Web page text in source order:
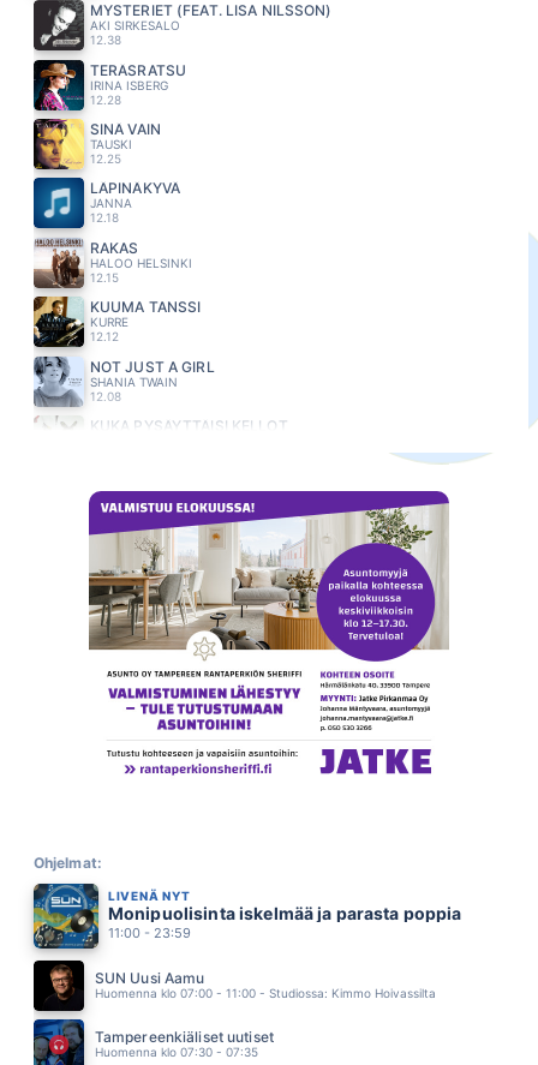
MYSTERIET (FEAT. LISA NILSSON)
AKI SIRKESALO
12.38
TERÄSRATSU
IRINA ISBERG
12.28
SINÄ VAIN
TAUSKI
12.25
LÄPINÄKYVÄ
JANNA
12.18
RAKAS
HALOO HELSINKI
12.15
KUUMA TANSSI
KURRE
12.12
NOT JUST A GIRL
SHANIA TWAIN
12.08
KUKA PYSÄYTTÄISI KELLOT
ERIKA VIKMAN
12.01
JOS SÄ MENET POIS
KAIJA KÄRKINEN JA ILE KALLIO
11.54
EI TAIDA TIETÄÄ TYTTÖ
ERIN
11.50
YÖ
11.43
TARVIIN VIELÄ YHDEN YÖN AIKAA
ANNA PUU
11.37
TEFLON BROTHERS X PANDORA
11.23
DIRLANDA
KAI HYTTINEN
11.20
JENNI VARTIAINEN
11.14
VESTERINEN YHTYEINEEN
11.10
Ohjelmat:
LIVENÄ NYT
Monipuolisinta iskelmää ja parasta poppia
11:00 - 23:59
SUN Uusi Aamu
Huomenna klo 07:00 - 11:00 - Studiossa: Kimmo Hoivassilta
Tampereenkiäliset uutiset
Huomenna klo 07:30 - 07:35